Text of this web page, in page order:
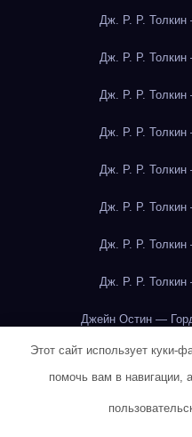
Дж. Р. Р. Толкин
Дж. Р. Р. Толкин
Дж. Р. Р. Толкин
Дж. Р. Р. Толкин
Дж. Р. Р. Толкин
Дж. Р. Р. Толкин
Дж. Р. Р. Толкин
Дж. Р. Р. Толкин
Джейн Остин —
Джейн Остин —
Джейн Остин —
Джейн Остин —
Этот сайт использует куки-
помочь вам в навигации,